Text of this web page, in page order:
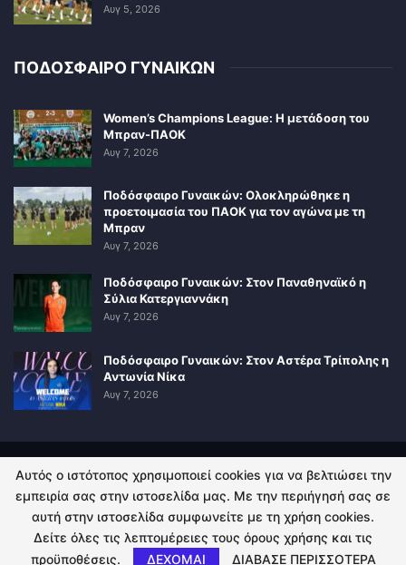
Αυγ 5, 2026
ΠΟΔΟΣΦΑΙΡΟ ΓΥΝΑΙΚΩΝ
Women’s Champions League: Η μετάδοση του
Μπραν-ΠΑΟΚ
Αυγ 7, 2026
Ποδόσφαιρο Γυναικών: Ολοκληρώθηκε η
προετοιμασία του ΠΑΟΚ για τον αγώνα με τη
Μπραν
Αυγ 7, 2026
Ποδόσφαιρο Γυναικών: Στον Παναθηναϊκό η
Σύλια Κατεργιαννάκη
Αυγ 7, 2026
Ποδόσφαιρο Γυναικών: Στον Αστέρα Τρίπολης η
Αντωνία Νίκα
Αυγ 7, 2026
ΠΟΛΙΤΙΚΗ ΑΠΟΡΡΗΤΟΥ ΕΠΙΚΟΙΝΩΝΙΑ
© 2026 - Kingsport.gr. All Rights Reserved.
Αυτός ο ιστότοπος χρησιμοποιεί cookies για να βελτιώσει την
εμπειρία σας στην ιστοσελίδα μας. Με την περιήγησή σας σε
αυτή στην ιστοσελίδα συμφωνείτε με τη χρήση cookies.
Δείτε όλες τις λεπτομέρειες τους όρους χρήσης και τις
προϋποθέσεις.
ΔΕΧΟΜΑΙ ΔΙΑΒΑΣΕ ΠΕΡΙΣΣΟΤΕΡΑ